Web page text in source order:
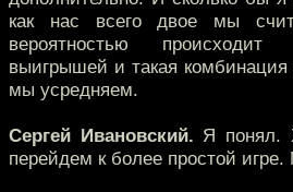
как нас всего двое мы
вероятностью происходит
выигрышей и такая
мы усредняем.
Сергей Ивановский. Я понял.
перейдем к более простой игре.